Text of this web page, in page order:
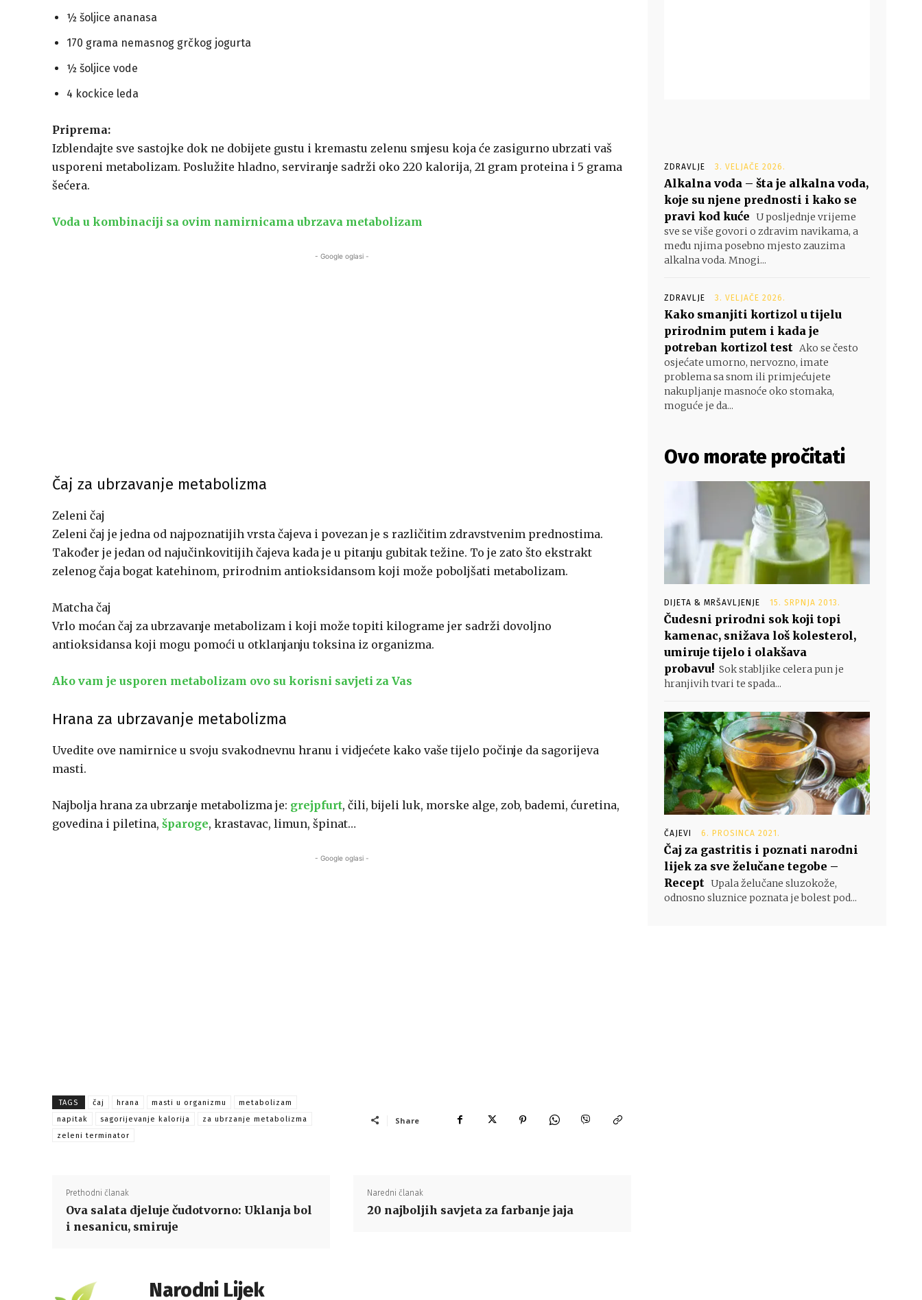
½ šoljice ananasa
170 grama nemasnog grčkog jogurta
½ šoljice vode
4 kockice leda
Priprema:
Izblendajte sve sastojke dok ne dobijete gustu i kremastu zelenu smjesu koja će zasigurno ubrzati vaš
usporeni metabolizam. Poslužite hladno, serviranje sadrži oko 220 kalorija, 21 gram proteina i 5 grama
šećera.
Voda u kombinaciji sa ovim namirnicama ubrzava metabolizam
- Google oglasi -
Čaj za ubrzavanje metabolizma
Zeleni čaj
Zeleni čaj je jedna od najpoznatijih vrsta čajeva i povezan je s različitim zdravstvenim prednostima.
Također je jedan od najučinkovitijih čajeva kada je u pitanju gubitak težine. To je zato što ekstrakt
zelenog čaja bogat katehinom, prirodnim antioksidansom koji može poboljšati metabolizam.
Matcha čaj
Vrlo moćan čaj za ubrzavanje metabolizam i koji može topiti kilograme jer sadrži dovoljno
antioksidansa koji mogu pomoći u otklanjanju toksina iz organizma.
Ako vam je usporen metabolizam ovo su korisni savjeti za Vas
Hrana za ubrzavanje metabolizma
Uvedite ove namirnice u svoju svakodnevnu hranu i vidjećete kako vaše tijelo počinje da sagorijeva
masti.
Najbolja hrana za ubrzanje metabolizma je: grejpfurt, čili, bijeli luk, morske alge, zob, bademi, ćuretina,
govedina i piletina, šparoge, krastavac, limun, špinat…
- Google oglasi -
TAGS čaj hrana masti u organizmu
metabolizam
napitak
sagorijevanje kalorija
za ubrzanje metabolizma
zeleni terminator
Share
Prethodni članak
Ova salata djeluje čudotvorno: Uklanja bol
i nesanicu, smiruje
Naredni članak
20 najboljih savjeta za farbanje jaja
Narodni Lijek
ZDRAVLJE 3. VELJAČE 2026.
Alkalna voda – šta je alkalna voda,
koje su njene prednosti i kako se
pravi kod kuće U posljednje vrijeme
sve se više govori o zdravim navikama, a
među njima posebno mjesto zauzima
alkalna voda. Mnogi...
ZDRAVLJE 3. VELJAČE 2026.
Kako smanjiti kortizol u tijelu
prirodnim putem i kada je
potreban kortizol test Ako se često
osjećate umorno, nervozno, imate
problema sa snom ili primjećujete
nakupljanje masnoće oko stomaka,
moguće je da...
Ovo morate pročitati
DIJETA & MRŠAVLJENJE 15. SRPNJA 2013.
Čudesni prirodni sok koji topi
kamenac, snižava loš kolesterol,
umiruje tijelo i olakšava
probavu! Sok stabljike celera pun je
hranjivih tvari te spada...
ČAJEVI 6. PROSINCA 2021.
Čaj za gastritis i poznati narodni
lijek za sve želučane tegobe –
Recept Upala želučane sluzokože,
odnosno sluznice poznata je bolest pod...